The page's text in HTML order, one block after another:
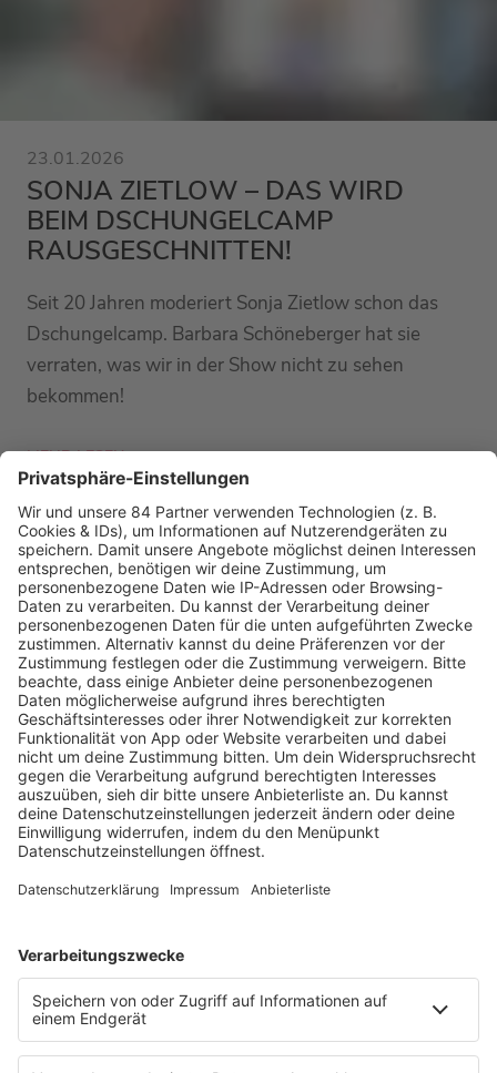
23.01.2026
SONJA ZIETLOW – DAS WIRD
BEIM DSCHUNGELCAMP
RAUSGESCHNITTEN!
Seit 20 Jahren moderiert Sonja Zietlow schon das
Dschungelcamp. Barbara Schöneberger hat sie
verraten, was wir in der Show nicht zu sehen
bekommen!
MEHR LESEN
PODCAST-GÄSTE: MEHR NEWS
HOME
RADIOS
barba radio
Lagerfeuer
Füße hoch
Schmusekatze
Song Contest
Mädelsabend
Ich hasse Sport
Sonntag Morgen
Strandbar
Putzfimmel
Deutschpop